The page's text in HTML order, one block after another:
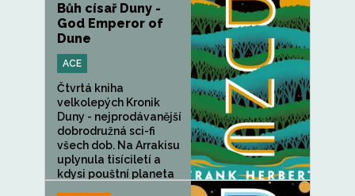
Bůh císař Duny -
God Emperor of
Dune
ACE
Čtvrtá kniha
velkolepých Kronik
Duny - nejprodávanější
dobrodružná sci-fi
všech dob. Na Arrakisu
uplynula tisíciletí a
kdysi pouštní planeta